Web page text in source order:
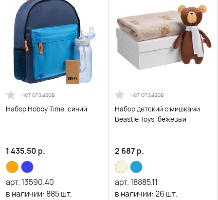
нет отзывов
Набор Hobby Time, синий
1 435.50 р.
арт. 13590.40
в наличии: 885шт.
нет отзывов
Набор детский с мишками
Beastie Toys, бежевый
2 687 р.
арт. 18885.11
в наличии:26 шт.